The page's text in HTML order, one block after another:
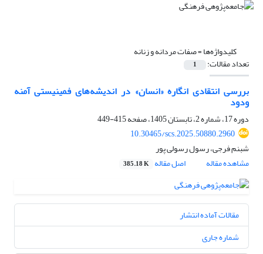
کلیدواژه‌ها =صفات مردانه و زنانه
تعداد مقالات: 1
بررسی انتقادی انگاره «انسان» در اندیشه‌های فمینیستی آمنه
ودود
دوره 17، شماره 2، تابستان 1405، صفحه
415-449
10.30465/scs.2025.50880.2960
شبنم فرجی، رسول رسولی پور
مشاهده مقاله
اصل مقاله 385.18 K
مقالات آماده انتشار
شماره جاری